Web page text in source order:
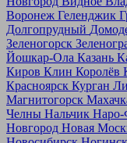
Воронеж Геленджик
Долгопрудный
Зеленогорск
Йошкар-Ола Казань
Киров Клин Королёв
Красноярск Курган
Магнитогорск
Челны Нальчик
Новгород Новая